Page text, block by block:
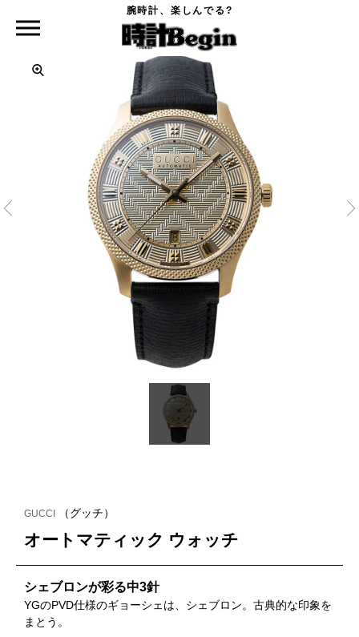
腕時計、楽しんでる?
オートマティック ウォッチ
GUCCI （グッチ）
オートマティック ウォッチ
シェブロンが彩る中3針
YGのPVD仕様のギョーシェは、シェブロン。古典的な印象を
まとう。